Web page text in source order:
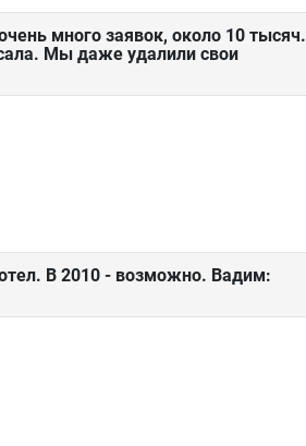
много заявок, около 10 тысяч.
Мы даже удалили свои
В 2010 - возможно. Вадим: